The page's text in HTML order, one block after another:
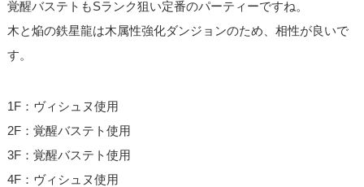
覚醒バステトもSランク狙い定番のパーティーですね。
木と焔の鉄星龍は木属性強化ダンジョンのため、相性が良いで
す。
1F：ヴィシュヌ使用
2F：覚醒バステト使用
3F：覚醒バステト使用
4F：ヴィシュヌ使用